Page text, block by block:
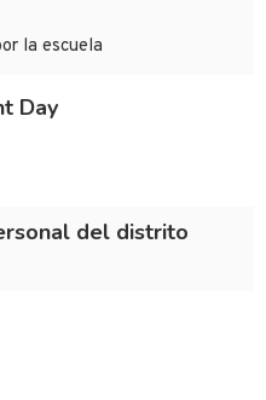
la escuela
Day
del distrito